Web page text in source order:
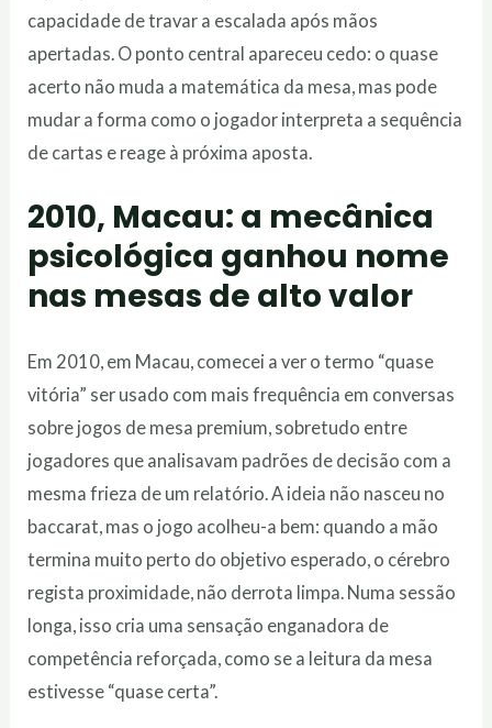
capacidade de travar a escalada após mãos
apertadas. O ponto central apareceu cedo: o quase
acerto não muda a matemática da mesa, mas pode
mudar a forma como o jogador interpreta a sequência
de cartas e reage à próxima aposta.
2010, Macau: a mecânica
psicológica ganhou nome
nas mesas de alto valor
Em 2010, em Macau, comecei a ver o termo “quase
vitória” ser usado com mais frequência em conversas
sobre jogos de mesa premium, sobretudo entre
jogadores que analisavam padrões de decisão com a
mesma frieza de um relatório. A ideia não nasceu no
baccarat, mas o jogo acolheu-a bem: quando a mão
termina muito perto do objetivo esperado, o cérebro
regista proximidade, não derrota limpa. Numa sessão
longa, isso cria uma sensação enganadora de
competência reforçada, como se a leitura da mesa
estivesse “quase certa”.